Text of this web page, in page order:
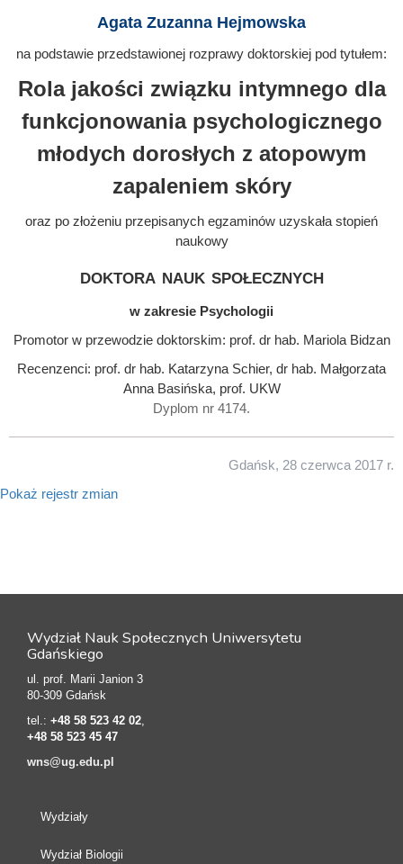
Agata Zuzanna Hejmowska
na podstawie przedstawionej rozprawy doktorskiej pod tytułem:
Rola jakości związku intymnego dla
funkcjonowania psychologicznego
młodych dorosłych z atopowym
zapaleniem skóry
oraz po złożeniu przepisanych egzaminów uzyskała stopień
naukowy
doktora nauk społecznych
w zakresie Psychologii
Promotor w przewodzie doktorskim: prof. dr hab. Mariola Bidzan
Recenzenci: prof. dr hab. Katarzyna Schier, dr hab. Małgorzata
Anna Basińska, prof. UKW
Dyplom nr 4174.
Gdańsk, 28 czerwca 2017 r.
Pokaż rejestr zmian
Wydział Nauk Społecznych Uniwersytetu
Gdańskiego
ul. prof. Marii Janion 3
80-309 Gdańsk
tel.: +48 58 523 42 02
+48 58 523 45 47
wns@ug.edu.pl
Wydziały
Wydział Biologii